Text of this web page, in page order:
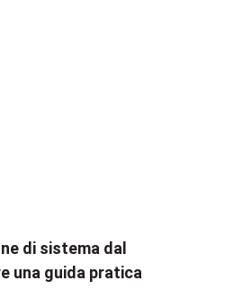
di sistema dal
una guida pratica